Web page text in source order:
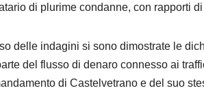
di plurime condanne, con rapporti
delle indagini si sono dimostrate le
del flusso di denaro connesso ai
di Castelvetrano e del suo